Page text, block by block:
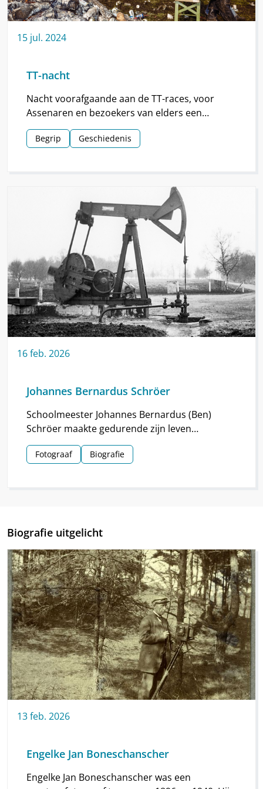
15 jul. 2024
TT-nacht
Nacht voorafgaande aan de TT-races, voor
Assenaren en bezoekers van elders een
hoogtepunt van de TT.
Begrip Geschiedenis
16feb. 2026
Johannes Bernardus Schröer
Schoolmeester Johannes Bernardus (Ben)
Schröer maakte gedurende zijn leven
haarscherpe foto’s in en om Nieuw-
Schoonebeek.
Fotograaf Biografie
Biografie uitgelicht
13feb. 2026
Engelke Jan Boneschanscher
Engelke Jan Boneschanscher was een